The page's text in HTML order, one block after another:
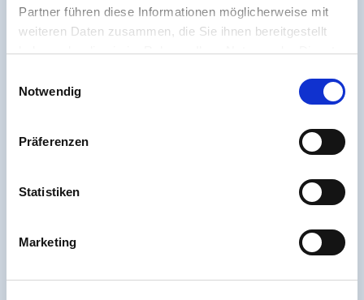
Partner führen diese Informationen möglicherweise mit
weiteren Daten zusammen, die Sie ihnen bereitgestellt
haben oder die sie im Rahmen Ihrer Nutzung der Dienste
Cookies, wenn Sie unsere Webseite weiterhin nutzen.
Notwendig
Präferenzen
Statistiken
Marketing
Arbeiten bei PVC-Welt.de
Erklärung zur Barrierefreiheit